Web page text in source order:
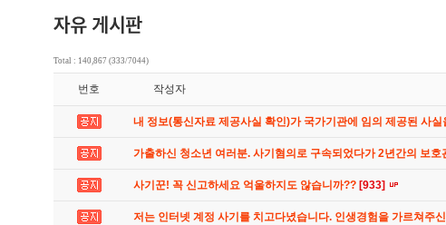
Total : 140,867 (333/7044)
번호 작성자
내 정보(통신자료 제공사실 확인)가 국가기관에 임의 제공된 사
가출하신 청소년 여러분. 사기혐의로 구속되었다가 2년간의 보
사기꾼! 꼭 신고하세요 억울하지도 않습니까?? [933]
저는 인터넷 계정 사기를 치고다녔습니다. 인생경험을 가르쳐주